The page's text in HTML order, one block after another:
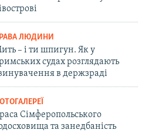
ЛЮДИНИ
– і ти шпигун. Як у
судах розглядають
в держзраді
Сімферопольського
та занедбаність